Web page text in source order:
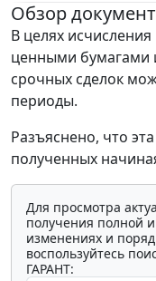
Обзор
В целях
ценными бумагами
срочных сделок
периоды.
Разъяснено, что
полученных
Для просмотра
получения полной
изменениях и
воспользуйтесь
ГАРАНТ: